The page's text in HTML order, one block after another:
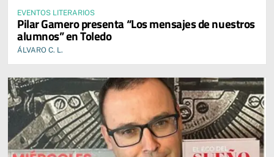
EVENTOS LITERARIOS
Pilar Gamero presenta “Los mensajes de nuestros
alumnos” en Toledo
ÁLVARO C. L.